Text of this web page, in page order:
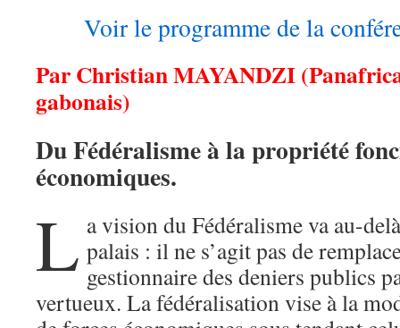
Voir le programme de la
Par Christian MAYANDZI
gabonais)
Du Fédéralisme à la propriété
économiques.
L a vision du Fédéralisme va au-
palais : il ne s’agit pas de
gestionnaire des deniers publics
vertueux. La fédéralisation vise à la